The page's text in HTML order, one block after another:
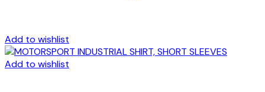
Add to wishlist
Add to wishlist